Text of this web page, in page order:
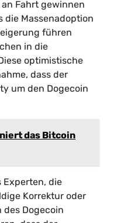
Fahrt gewinnen
die Massenadoption
führen
in die
optimistische
dass der
um den Dogecoin
das Bitcoin
Experten, die
Korrektur oder
Dogecoin